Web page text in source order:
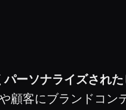
パーソナライズされ
顧客にブランドコン